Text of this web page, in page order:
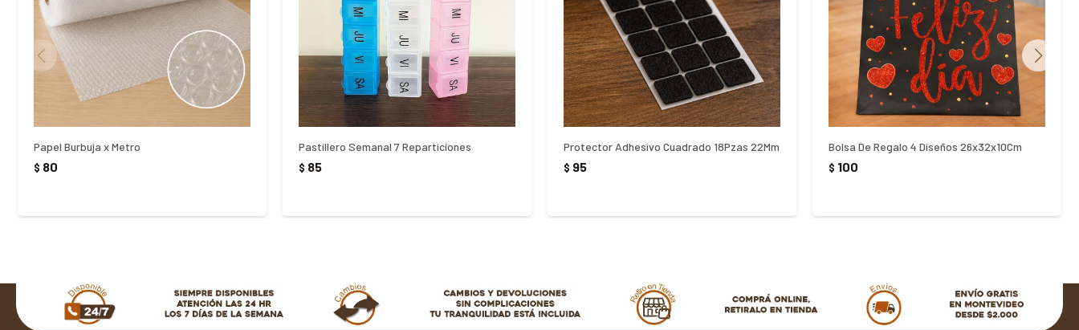
Papel Burbuja x Metro
$ 80
Pastillero Semanal 7 Reparticiones
$ 85
Protector Adhesivo Cuadrado 18Pzas 22Mm
$ 95
Bolsa De Regalo 4 Diseños 26x32x10Cm
$ 100